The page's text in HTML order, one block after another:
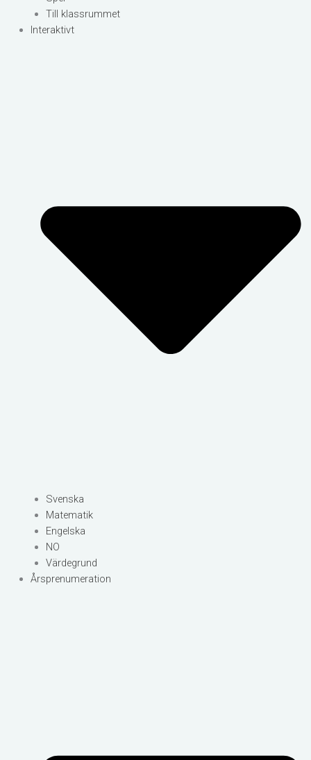
Till klassrummet
Interaktivt
Svenska
Matematik
Engelska
NO
Värdegrund
Årsprenumeration